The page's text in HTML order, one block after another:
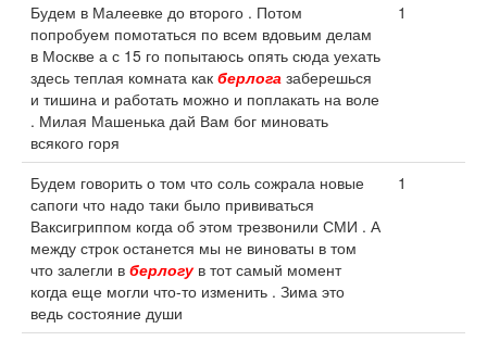
Будем в Малеевке до второго . Потом
попробуем помотаться по всем вдовьим делам
в Москве а с 15 го попытаюсь опять сюда уехать
здесь теплая комната как берлога заберешься
и тишина и работать можно и поплакать на воле
. Милая Машенька дай Вам бог миновать
всякого горя
1
Будем говорить о том что соль сожрала новые
сапоги что надо таки было прививаться
Ваксигриппом когда об этом трезвонили СМИ . А
между строк останется мы не виноваты в том
что залегли в берлогув тот самый момент
когда еще могли что-то изменить . Зима это
ведь состояние души
1